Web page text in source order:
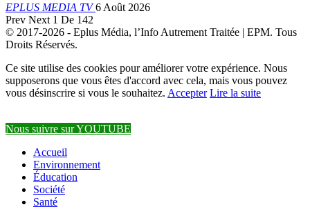
EPLUS MEDIA TV6 Août 2026
Prev Next 1 De 142
© 2017-2026 - Eplus Média, l’Info Autrement Traitée | EPM. Tous
Droits Réservés.
Ce site utilise des cookies pour améliorer votre expérience. Nous
supposerons que vous êtes d'accord avec cela, mais vous pouvez
vous désinscrire si vous le souhaitez. Accepter Lire la suite
Nous suivre sur YOUTUBE
Accueil
Environnement
Éducation
Société
Santé